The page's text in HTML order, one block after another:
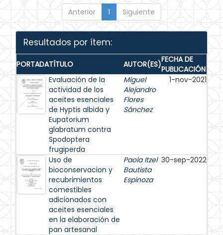
Anterior 1 Siguiente
Resultados por ítem:
PORTADATÍTULO AUTOR(ES)FECHA DE
PUBLICACIÓN
Evaluación de la
actividad de los
aceites esenciales
de Hyptis albida y
Eupatorium
glabratum contra
Spodoptera
frugiperda
Miguel
Alejandro
Flores
Sánchez
1-nov-2021
Uso de
bioconservacion y
recubrimientos
comestibles
adicionados con
aceites esenciales
en la elaboración de
pan artesanal
Paola Itzel
Bautista
Espinoza
30-sep-2022